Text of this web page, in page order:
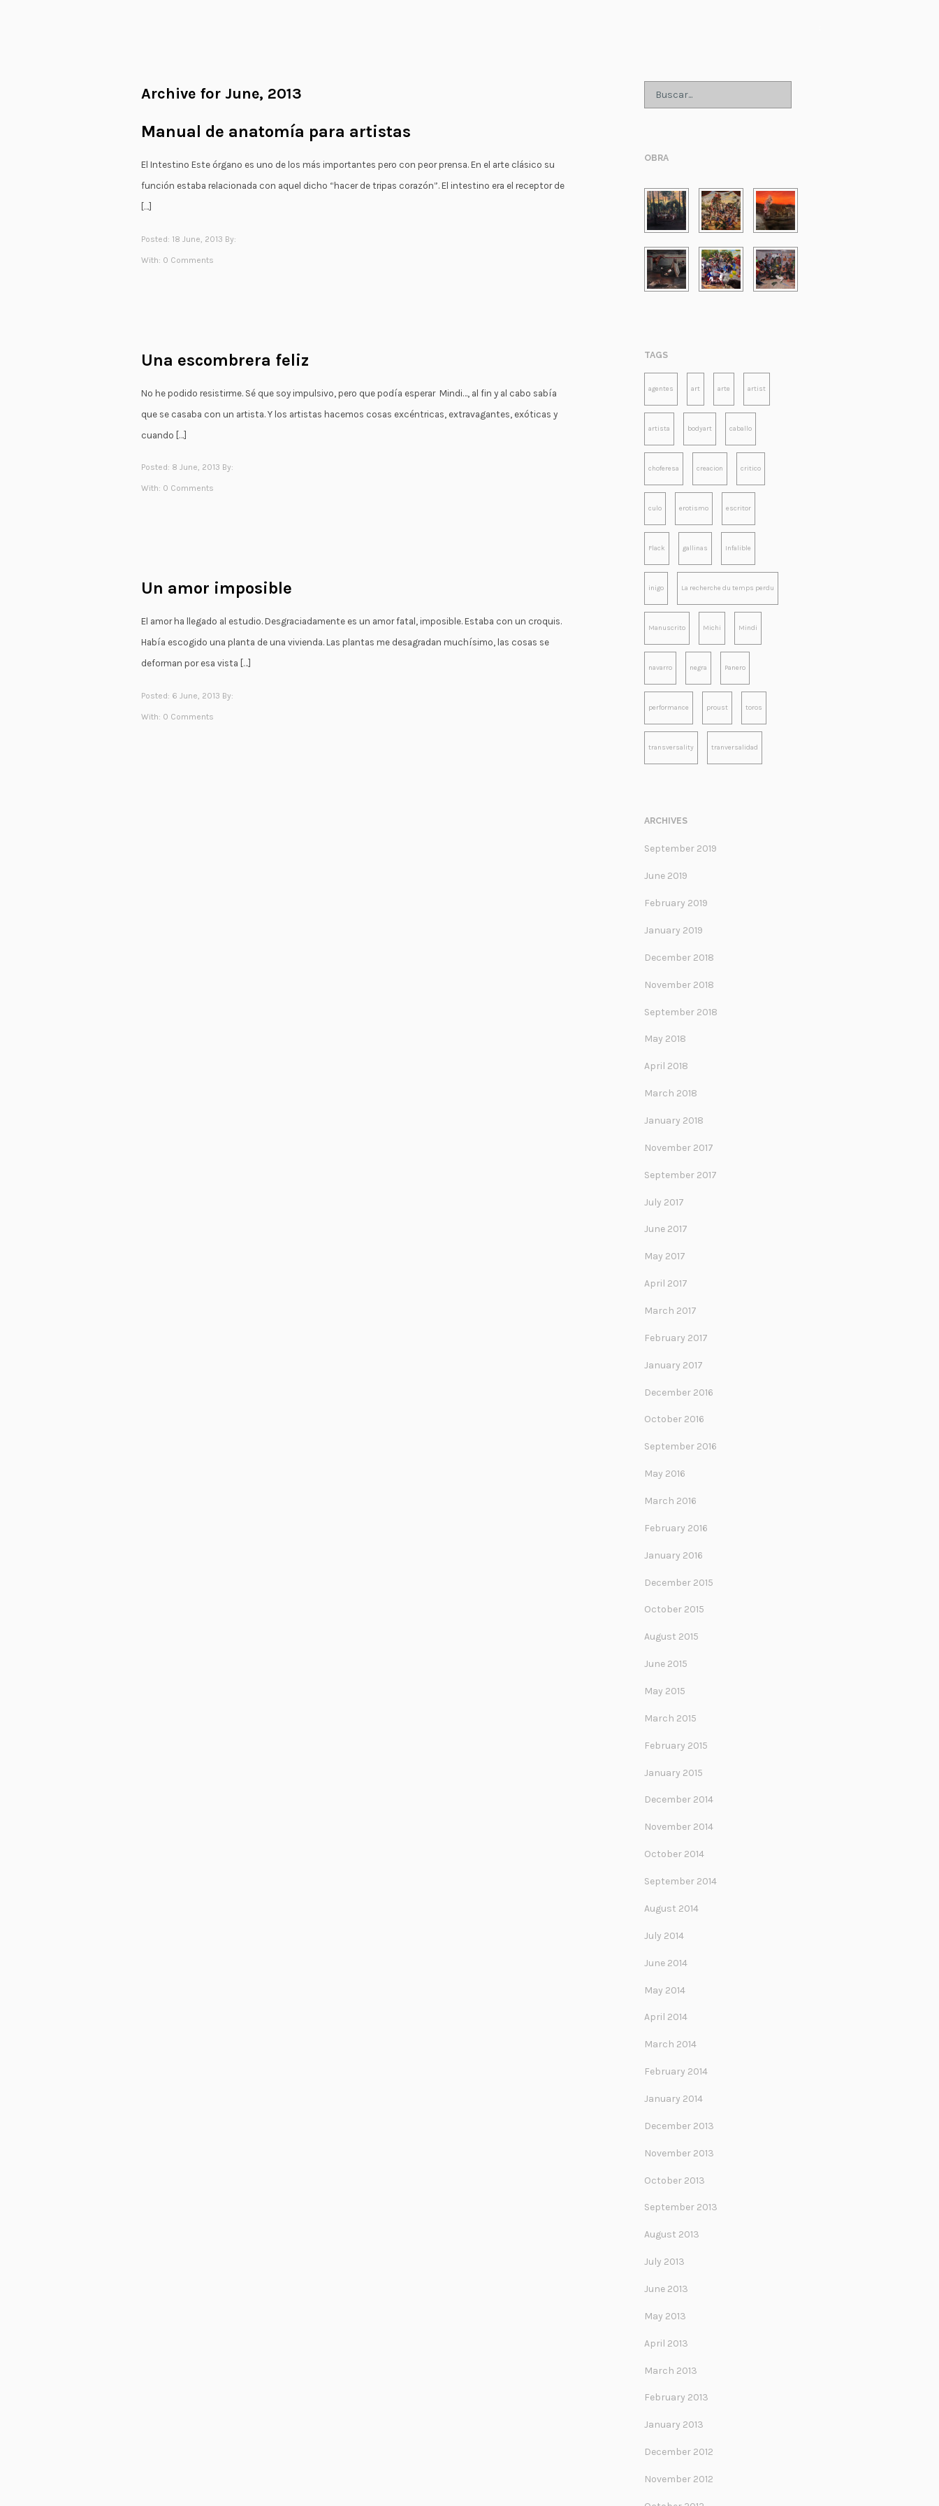
Archive for June, 2013
Manual de anatomía para artistas
El Intestino Este órgano es uno de los más importantes pero con peor prensa. En el arte clásico su
función estaba relacionada con aquel dicho “hacer de tripas corazón”. El intestino era el receptor de
[…]
Posted: 18 June, 2013 By:
With: 0 Comments
Una escombrera feliz
No he podido resistirme. Sé que soy impulsivo, pero que podía esperar Mindi…, al fin y al cabo sabía
que se casaba con un artista. Y los artistas hacemos cosas excéntricas, extravagantes, exóticas y
cuando […]
Posted: 8 June, 2013 By:
With: 0 Comments
Un amor imposible
El amor ha llegado al estudio. Desgraciadamente es un amor fatal, imposible. Estaba con un croquis.
Había escogido una planta de una vivienda. Las plantas me desagradan muchísimo, las cosas se
deforman por esa vista […]
Posted: 6 June, 2013 By:
With: 0 Comments
OBRA
TAGS
agentes art arte artist
artista bodyart caballo
choferesa creacion critico
culo erotismo escritor
Flack gallinas Infalible
inigo La recherche du temps perdu
Manuscrito Michi Mindi
navarro negra Panero
performance proust toros
transversality tranversalidad
ARCHIVES
September 2019
June 2019
February 2019
January 2019
December 2018
November 2018
September 2018
May 2018
April 2018
March 2018
January 2018
November 2017
September 2017
July 2017
June 2017
May 2017
April 2017
March 2017
February 2017
January 2017
December 2016
October 2016
September 2016
May 2016
March 2016
February 2016
January 2016
December 2015
October 2015
August 2015
June 2015
May 2015
March 2015
February 2015
January 2015
December 2014
November 2014
October 2014
September 2014
August 2014
July 2014
June 2014
May 2014
April 2014
March 2014
February 2014
January 2014
December 2013
November 2013
October 2013
September 2013
August 2013
July 2013
June 2013
May 2013
April 2013
March 2013
February 2013
January 2013
December 2012
November 2012